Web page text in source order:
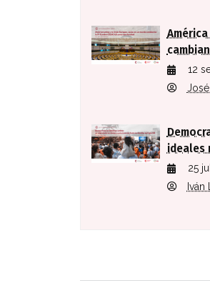
12
ideales
25
Iván